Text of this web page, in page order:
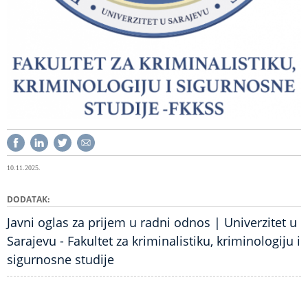
10.11.2025.
DODATAK
Javni oglas za prijem u radni odnos | Univerzitet u
Sarajevu - Fakultet za kriminalistiku, kriminologiju i
sigurnosne studije